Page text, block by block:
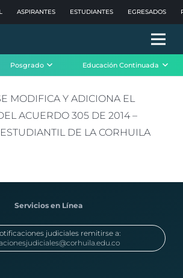
ASPIRANTES ESTUDIANTES EGRESADOS
Posgrado Educación Continuada
MODIFICA Y ADICIONA EL
ACUERDO 305 DE 2014 –
DE LA CORHUILA
Servicios en Línea
judiciales remitirse a: